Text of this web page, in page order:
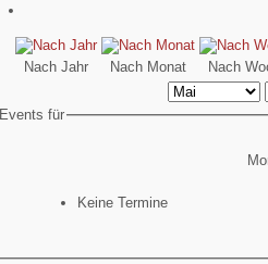
Nach Jahr Nach Monat Nach
Events für
Keine Termine